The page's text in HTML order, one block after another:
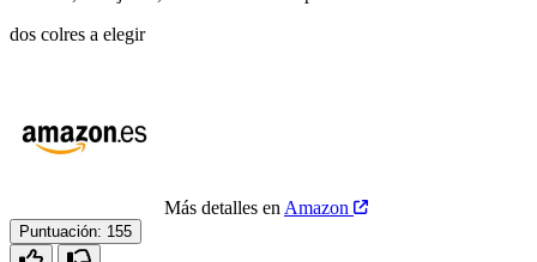
dos colres a elegir
Más detalles en Amazon
Puntuación: 155